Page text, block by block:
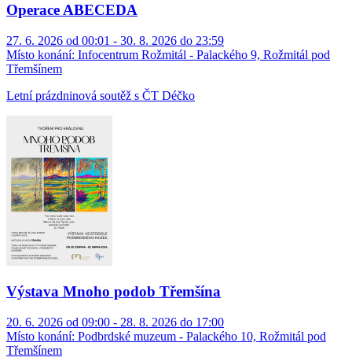
Operace ABECEDA
27. 6. 2026 od 00:01 - 30. 8. 2026 do 23:59
Místo konání: Infocentrum Rožmitál - Palackého 9, Rožmitál pod
Třemšínem
Letní prázdninová soutěž s ČT Déčko
Výstava Mnoho podob Třemšína
20. 6. 2026 od 09:00 - 28. 8. 2026 do 17:00
Místo konání: Podbrdské muzeum - Palackého 10, Rožmitál pod
Třemšínem